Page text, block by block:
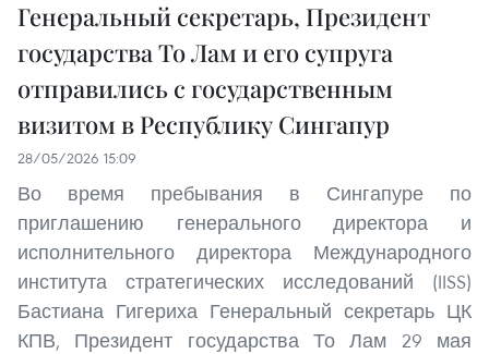
Генеральный секретарь, Президент
государства То Лам и его супруга
отправились с государственным
визитом в Республику Сингапур
28/05/2026 15:09
Во время пребывания в Сингапуре по
приглашению генерального директора и
исполнительного директора Международного
института стратегических исследований (IISS)
Бастиана Гигериха Генеральный секретарь ЦК
КПВ, Президент государства То Лам 29 мая